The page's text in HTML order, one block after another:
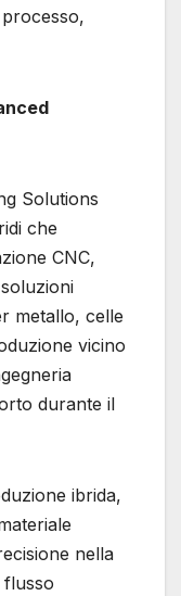
Solutions
che
CNC,
metallo, celle
vicino
durante il
ibrida,
nella
flusso